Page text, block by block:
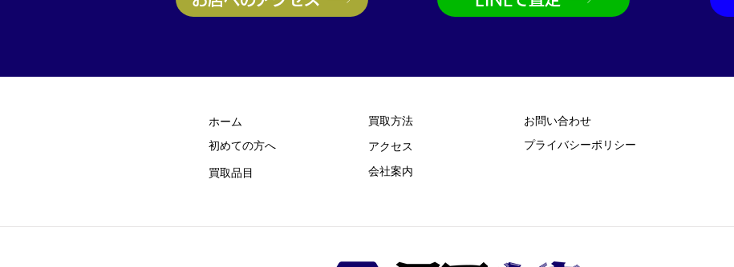
庫駅前店
ホーム
初めての方​へ
買取品目
買取方法
​アクセス
お問い合わせ
プライバシーポリシー
​会社案内